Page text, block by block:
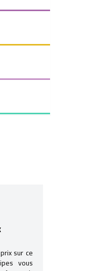
sur ce
vous